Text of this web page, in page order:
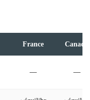
France Canada
— —